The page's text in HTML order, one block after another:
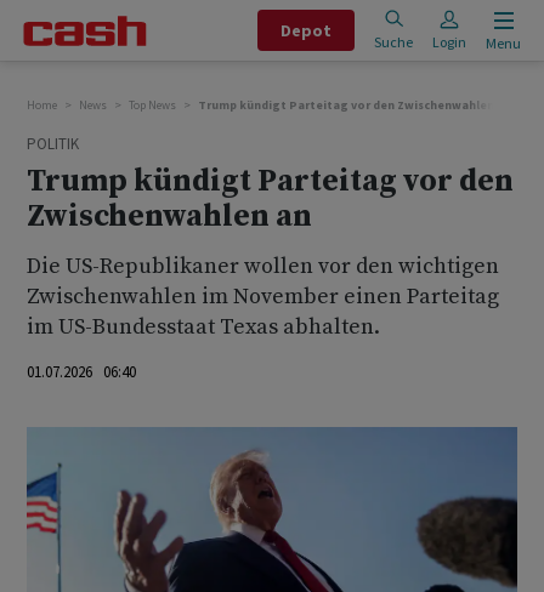
Depot
Suche Login Menu
Home News Top News Trump kündigt Parteitag vor den Zwischenwahlen an
POLITIK
Trump kündigt Parteitag vor den
Zwischenwahlen an
Die US-Republikaner wollen vor den wichtigen
Zwischenwahlen im November einen Parteitag
im US-Bundesstaat Texas abhalten.
01.07.2026 06:40